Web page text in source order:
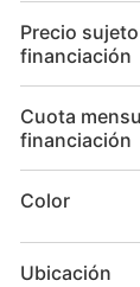
Precio
financiación
Cuota
financiación
Color
Ubicación